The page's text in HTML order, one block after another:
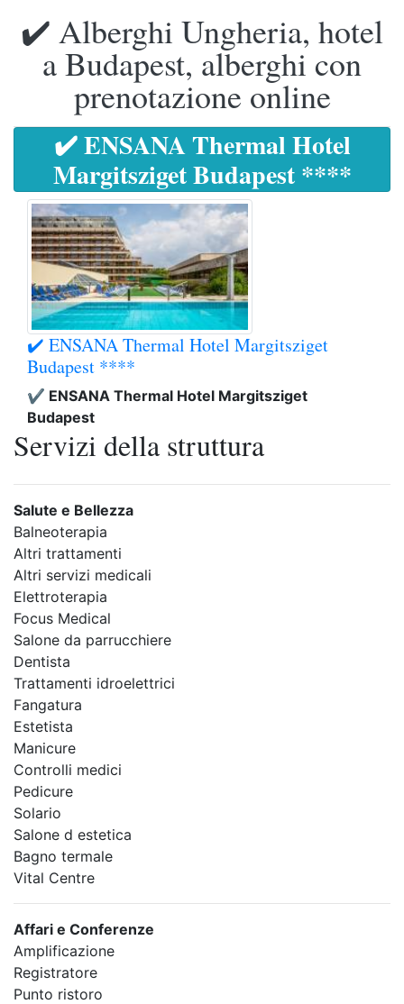
✔️ Alberghi Ungheria, hotel
a Budapest, alberghi con
prenotazione online
✔️ ENSANA Thermal Hotel
Margitsziget Budapest ****
✔️ ENSANA Thermal Hotel Margitsziget
Budapest ****
✔️ ENSANA Thermal Hotel Margitsziget
Budapest
Servizi della struttura
Salute e Bellezza
Balneoterapia
Altri trattamenti
Altri servizi medicali
Elettroterapia
Focus Medical
Salone da parrucchiere
Dentista
Trattamenti idroelettrici
Fangatura
Estetista
Manicure
Controlli medici
Pedicure
Solario
Salone d estetica
Bagno termale
Vital Centre
Affari e Conferenze
Amplificazione
Registratore
Punto ristoro